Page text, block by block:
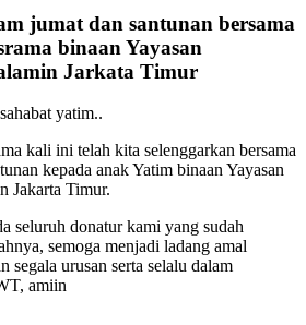
jumat dan santunan bersama
binaan Yayasan
Jarkata Timur
yatim..
kali ini telah kita selenggarkan bersama
kepada anak Yatim binaan Yayasan
Jakarta Timur.
seluruh donatur kami yang sudah
semoga menjadi ladang amal
segala urusan serta selalu dalam
amiin